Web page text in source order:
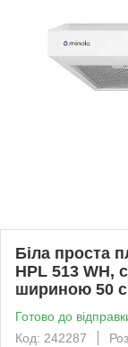
Біла проста
HPL 513 WH,
шириною 50
Готово до
Код: 242287